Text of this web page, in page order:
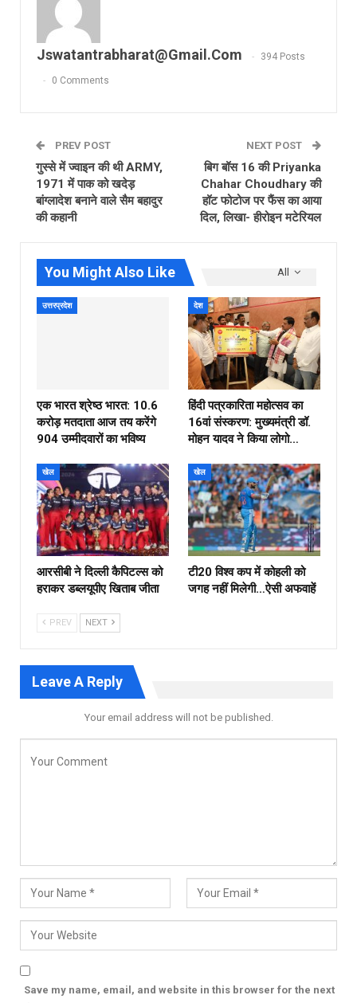
Jswatantrabharat@gmail.com 394 Posts
0 Comments
PREV POST
गुस्से में ज्वाइन की थी ARMY,
1971 में पाक को खदेड़
बांग्लादेश बनाने वाले सैम बहादुर
की कहानी
NEXT POST
बिग बॉस 16 की Priyanka
Chahar Choudhary की
हॉट फोटोज पर फैंस का आया
दिल, लिखा- हीरोइन मटेरियल
All
You Might Also Like
उत्तरप्रदेश
एक भारत श्रेष्ठ भारत: 10.6
करोड़ मतदाता आज तय करेंगे
904 उम्मीदवारों का भविष्य
देश
हिंदी पत्रकारिता महोत्सव का
16वां संस्करण: मुख्यमंत्री डॉ.
मोहन यादव ने किया लोगो…
खेल
आरसीबी ने दिल्ली कैपिटल्स को
हराकर डब्लयूपीए खिताब जीता
खेल
टी20 विश्व कप में कोहली को
जगह नहीं मिलेगी…ऐसी अफवाहें
PREV NEXT
Leave A Reply
Your email address will not be published.
Save my name, email, and website in this browser for the next